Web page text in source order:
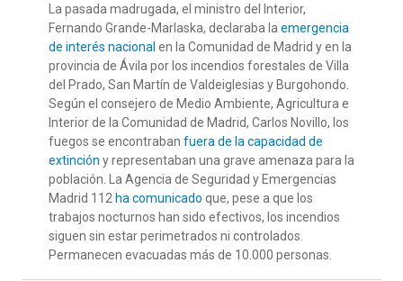
La pasada madrugada, el ministro del Interior,
Fernando Grande-Marlaska, declaraba la emergencia
de interés nacional en la Comunidad de Madrid y en la
provincia de Ávila por los incendios forestales de Villa
del Prado, San Martín de Valdeiglesias y Burgohondo.
Según el consejero de Medio Ambiente, Agricultura e
Interior de la Comunidad de Madrid, Carlos Novillo, los
fuegos se encontraban fuera de la capacidad de
extinción y representaban una grave amenaza para la
población. La Agencia de Seguridad y Emergencias
Madrid 112 ha comunicado que, pese a que los
trabajos nocturnos han sido efectivos, los incendios
siguen sin estar perimetrados ni controlados.
Permanecen evacuadas más de 10.000 personas.